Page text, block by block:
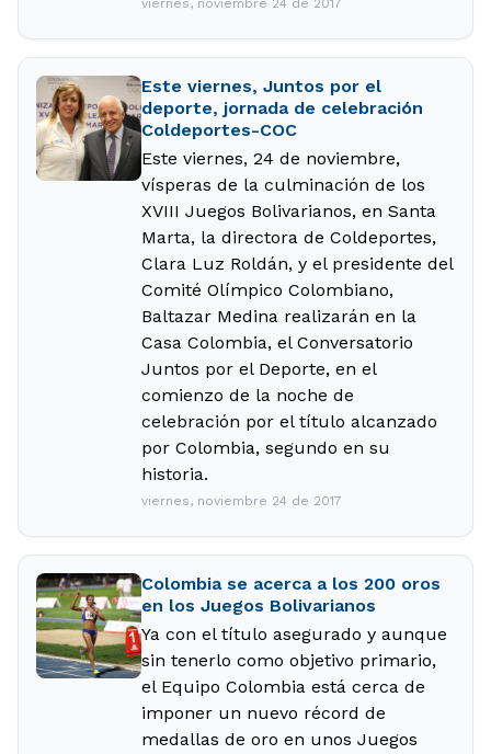
viernes, noviembre 24 de 2017
Este viernes, Juntos por el
deporte, jornada de celebración
Coldeportes-COC
Este viernes, 24 de noviembre,
vísperas de la culminación de los
XVIII Juegos Bolivarianos, en Santa
Marta, la directora de Coldeportes,
Clara Luz Roldán, y el presidente del
Comité Olímpico Colombiano,
Baltazar Medina realizarán en la
Casa Colombia, el Conversatorio
Juntos por el Deporte, en el
comienzo de la noche de
celebración por el título alcanzado
por Colombia, segundo en su
historia.
viernes, noviembre 24 de 2017
Colombia se acerca a los 200 oros
en los Juegos Bolivarianos
Ya con el título asegurado y aunque
sin tenerlo como objetivo primario,
el Equipo Colombia está cerca de
imponer un nuevo récord de
medallas de oro en unos Juegos